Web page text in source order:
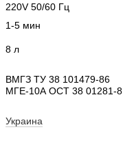
220V 50/60 Гц
1-5 мин
8 л
ВМГЗ ТУ 38 101479-86
МГЕ-10А ОСТ 38 01281-8
Украина